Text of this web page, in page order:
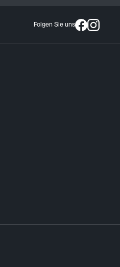
Folgen Sie uns